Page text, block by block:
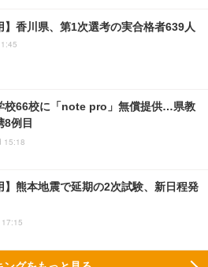
】香川県、第1次選考の実合格者639人
校66校に「note pro」無償提供…県教
8例目
15:18
】熊本地震で延期の2次試験、新日程発